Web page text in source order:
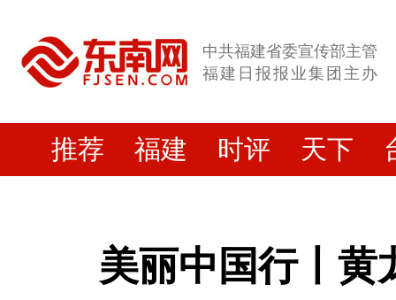
中共福建省委宣传部主管
福建日报报业集团主办
推荐 福建 时评 天下
美丽中国行丨黄